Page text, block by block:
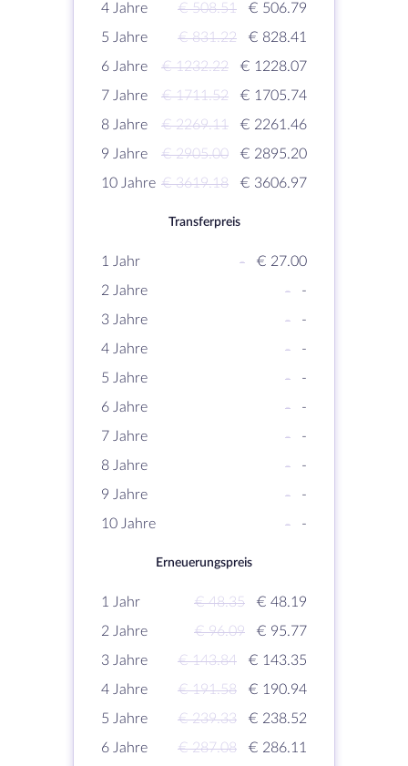
4 Jahre
€ 508.51
€ 506.79
5 Jahre
€ 831.22
€ 828.41
6 Jahre
€ 1232.22
€ 1228.07
7 Jahre
€ 1711.52
€ 1705.74
8 Jahre
€ 2269.11
€ 2261.46
9 Jahre
€ 2905.00
€ 2895.20
10 Jahre € 3619.18 € 3606.97
Transferpreis
1 Jahr -
€ 27.00
2 Jahre
-
-
3 Jahre
-
-
4 Jahre
-
-
5 Jahre
-
-
6 Jahre
-
-
7 Jahre
-
-
8 Jahre
-
-
9 Jahre
-
-
10 Jahre
- -
Erneuerungspreis
1 Jahr € 48.35
€ 48.19
2 Jahre
€ 96.09
€ 95.77
3 Jahre
€ 143.84
€ 143.35
4 Jahre
€ 191.58
€ 190.94
5 Jahre
€ 239.33
€ 238.52
6 Jahre
€ 287.08
€ 286.11